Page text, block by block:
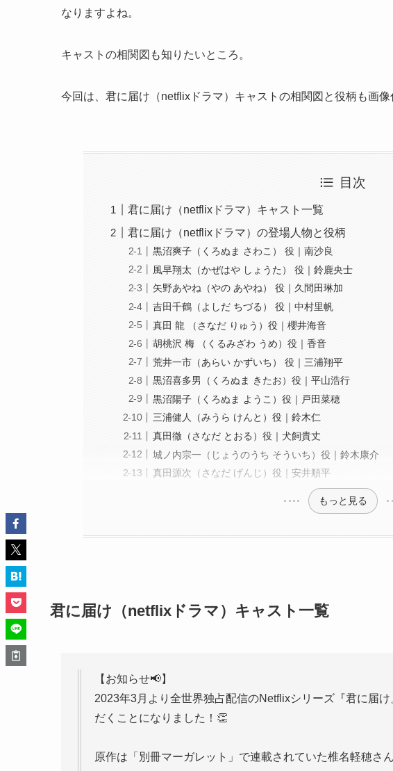
なりますよね。
キャストの相関図も知りたいところ。
今回は、君に届け（netflixドラマ）キャストの相関図と役柄も画像
目次
君に届け（netflixドラマ）キャスト一覧
君に届け（netflixドラマ）の登場人物と役柄
黒沼爽子（くろぬま さわこ） 役｜南沙良
風早翔太（かぜはや しょうた） 役｜鈴鹿央士
矢野あやね（やの あやね） 役｜久間田琳加
吉田千鶴（よしだ ちづる） 役｜中村里帆
真田 龍 （さなだ りゅう）役｜櫻井海音
胡桃沢 梅 （くるみざわ うめ）役｜香音
荒井一市（あらい かずいち） 役｜三浦翔平
黒沼喜多男（くろぬま きたお）役｜平山浩行
黒沼陽子（くろぬま ようこ）役｜戸田菜穂
三浦健人（みうら けんと）役｜鈴木仁
真田徹（さなだ とおる）役｜犬飼貴丈
城ノ内宗一（じょうのうち そういち）役｜鈴木康介
真田源次（さなだ げんじ）役｜安井順平
もっと見る
君に届け（netflixドラマ）キャスト一覧
【お知らせ📢】
2023年3月より全世界独占配信のNetflixシリーズ『君に届
だくことになりました！👏
原作は「別冊マーガレット」で連載されていた椎名軽穂さ